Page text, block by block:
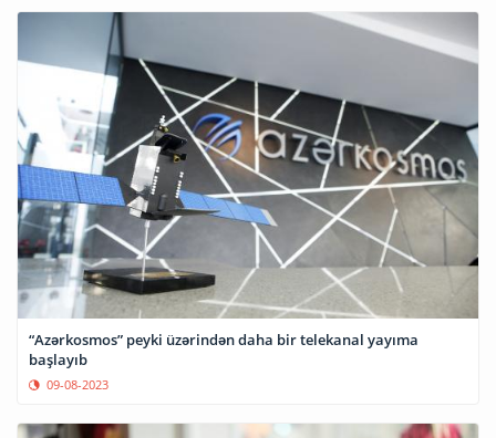
“Azərkosmos” peyki üzərindən daha bir telekanal yayıma
başlayıb
09-08-2023